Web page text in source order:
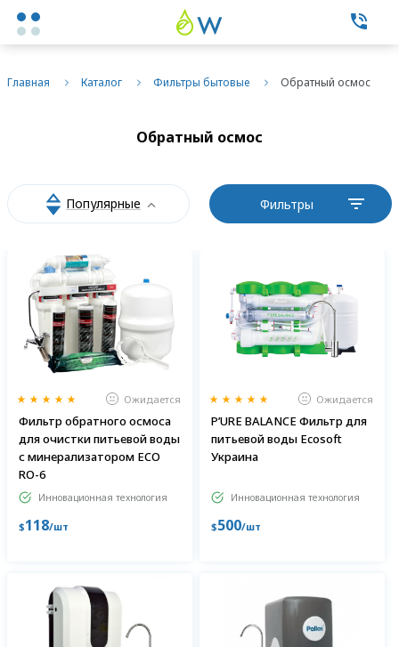
Каталог товаров
Экспертные услуги
Фильтры бытовые
О нас
Контакты
Главная Каталог Фильтры бытовые Обратный осмос
Обратный осмос
Фильтры
Популярные
Ожидается
Фильтр обратного осмоса
для очистки питьевой воды
с минерализатором ECO
RO-6
Инновационная технология
$118/шт
Ожидается
P’URE BALANCE Фильтр для
питьевой воды Ecosoft
Украина
Инновационная технология
$500/шт